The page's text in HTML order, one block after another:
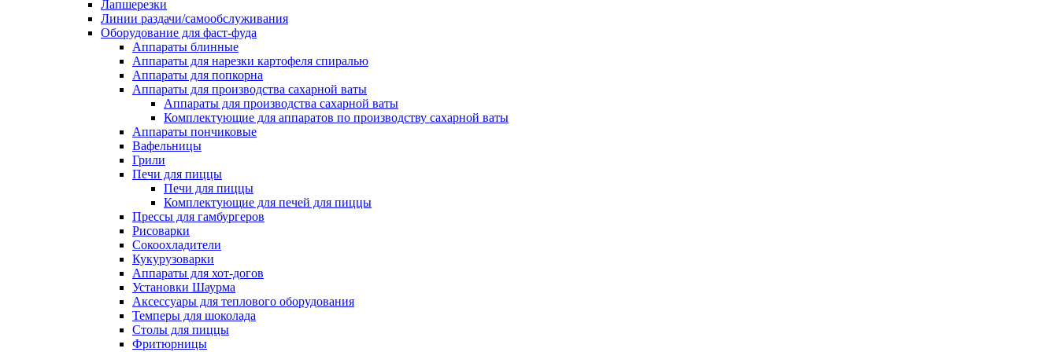
Лапшерезки
Линии раздачи/самообслуживания
Оборудование для фаст-фуда
Аппараты блинные
Аппараты для нарезки картофеля спиралью
Аппараты для попкорна
Аппараты для производства сахарной ваты
Аппараты для производства сахарной ваты
Комплектующие для аппаратов по производству сахарной ваты
Аппараты пончиковые
Вафельницы
Грили
Печи для пиццы
Печи для пиццы
Комплектующие для печей для пиццы
Прессы для гамбургеров
Рисоварки
Сокоохладители
Кукурузоварки
Аппараты для хот-догов
Установки Шаурма
Аксессуары для теплового оборудования
Темперы для шоколада
Столы для пиццы
Фритюрницы